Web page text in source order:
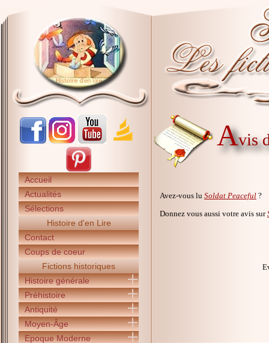
Accueil
Actualités
Sélections
Histoire d'en Lire
Contact
Coups de coeur
Fictions historiques
Histoire générale
Préhistoire
Antiquité
Moyen-Âge
Epoque Moderne
Avis
Avez-vous lu Soldat Peaceful ?
Donnez vous aussi votre avis sur